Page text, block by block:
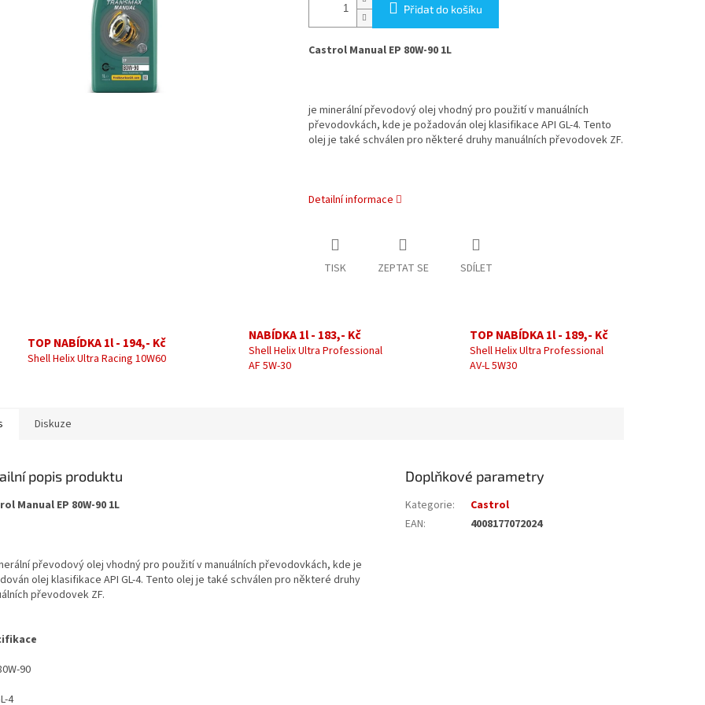
Přidat do košíku
Castrol Manual EP 80W-90 1L
je minerální převodový olej vhodný pro použití v manuálních
převodovkách, kde je požadován olej klasifikace API GL-4. Tento
olej je také schválen pro některé druhy manuálních převodovek ZF.
Detailní informace
TISK ZEPTAT SE SDÍLET
TOP NABÍDKA 1l - 194,- Kč
Shell Helix Ultra Racing 10W60
NABÍDKA 1l - 183,- Kč
Shell Helix Ultra Professional
AF 5W-30
TOP NABÍDKA 1l - 189,- Kč
Shell Helix Ultra Professional
AV-L 5W30
Diskuze
popis produktu
Manual EP 80W-90 1L
převodový olej vhodný pro použití v manuálních převodovkách, kde je
olej klasifikace API GL-4. Tento olej je také schválen pro některé druhy
převodovek ZF.
90
4
Doplňkové parametry
Kategorie:
Castrol
EAN: 4008177072024